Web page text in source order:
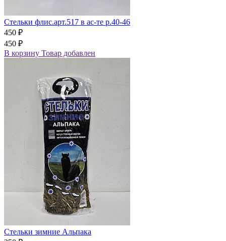
Стельки флис.арт.517 в ас-те р.40-46
450 ₽
450 ₽
В корзину Товар добавлен
Стельки зимние Альпака